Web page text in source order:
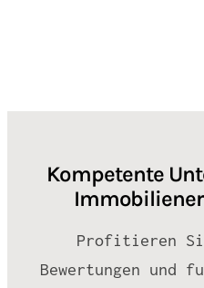
Kompetente
Profitieren
Bewertungen und